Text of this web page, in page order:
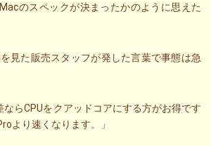
のスペックが決まったかのように思えた
見た販売スタッフが発した言葉で事態は急
ならCPUをクアッドコアにする方がお得です
より速くなります。」